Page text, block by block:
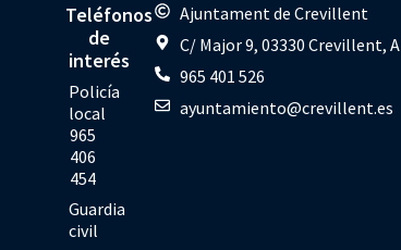
Teléfonos
de
interés
Policía
local
965
406
454
Guardia
civil
Ajuntament de Crevillent
C/ Major 9, 03330 Crevillent,
965 401 526
ayuntamiento@crevillent.es